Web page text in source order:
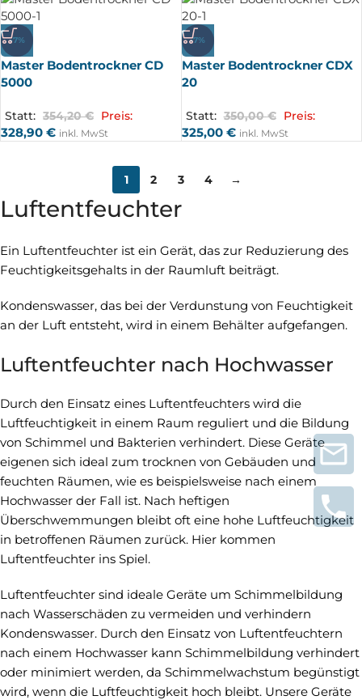
-7%
Master Bodentrockner CD
5000
Statt: 354,20€ Preis:
328,90 € inkl. MwSt
-7%
Master Bodentrockner CDX
20
Statt: 350,00€ Preis:
325,00 € inkl. MwSt
1 2 3 4 →
Luftentfeuchter
Ein Luftentfeuchter ist ein Gerät, das zur Reduzierung des
Feuchtigkeitsgehalts in der Raumluft beiträgt.
Kondenswasser, das bei der Verdunstung von Feuchtigkeit
an der Luft entsteht, wird in einem Behälter aufgefangen.
Luftentfeuchter nach Hochwasser
Durch den Einsatz eines Luftentfeuchters wird die
Luftfeuchtigkeit in einem Raum reguliert und die Bildung
von Schimmel und Bakterien verhindert. Diese Geräte
eigenen sich ideal zum trocknen von Gebäuden und
feuchten Räumen, wie es beispielsweise nach einem
Hochwasser der Fall ist. Nach heftigen
Überschwemmungen bleibt oft eine hohe Luftfeuchtigkeit
in betroffenen Räumen zurück. Hier kommen
Luftentfeuchter ins Spiel.
Luftentfeuchter sind ideale Geräte um Schimmelbildung
nach Wasserschäden zu vermeiden und verhindern
Kondenswasser. Durch den Einsatz von Luftentfeuchtern
nach einem Hochwasser kann Schimmelbildung verhindert
oder minimiert werden, da Schimmelwachstum begünstigt
wird, wenn die Luftfeuchtigkeit hoch bleibt. Unsere Geräte